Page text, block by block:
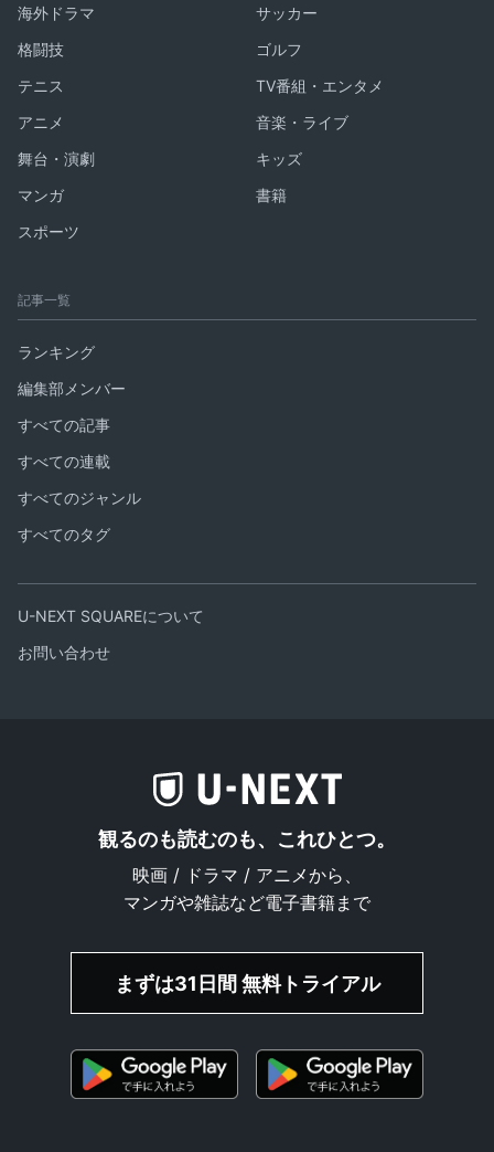
海外ドラマ
サッカー
格闘技
ゴルフ
テニス
TV番組・エンタメ
アニメ
音楽・ライブ
舞台・演劇
キッズ
マンガ
書籍
スポーツ
記事一覧
ランキング
編集部メンバー
すべての記事
すべての連載
すべてのジャンル
すべてのタグ
U-NEXT SQUAREについて
お問い合わせ
観るのも読むのも、これひとつ。
映画 / ドラマ / アニメから、
マンガや雑誌など電子書籍まで
まずは31日間 無料トライアル